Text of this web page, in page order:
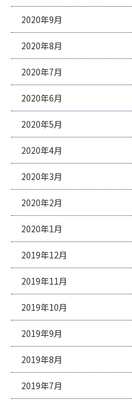
2020年9月
2020年8月
2020年7月
2020年6月
2020年5月
2020年4月
2020年3月
2020年2月
2020年1月
2019年12月
2019年11月
2019年10月
2019年9月
2019年8月
2019年7月